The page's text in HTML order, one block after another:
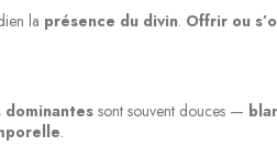
la présence du divin. Offrir ou
sont souvent douces —
.